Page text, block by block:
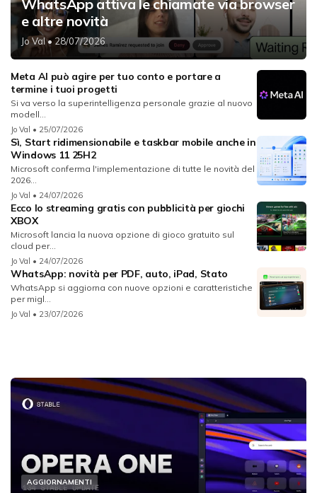
WhatsApp attiva le chiamate via browser
e altre novità
Jo Val• 28/07/2026
Meta AI può agire per tuo conto e portare a
termine i tuoi progetti
Si va verso la superintelligenza personale grazie al nuovo
modell...
Jo Val • 25/07/2026
Sì, Start ridimensionabile e taskbar mobile anche in
Windows 11 25H2
Microsoft conferma l'implementazione di tutte le novità del
2026...
Jo Val • 24/07/2026
Ecco lo streaming gratis con pubblicità per giochi
XBOX
Microsoft lancia la nuova opzione di gioco gratuito sul
cloud per...
Jo Val • 24/07/2026
WhatsApp: novità per PDF, auto, iPad, Stato
WhatsApp si aggiorna con nuove opzioni e caratteristiche
per migl...
Jo Val • 23/07/2026
AGGIORNAMENTI